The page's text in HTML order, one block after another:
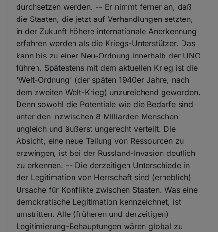
durchsetzen werden. -- Er nimmt ferner an, daß
die Staaten, die jetzt auf Verhandlungen setzten,
in der Zukunft höhere internationale Anerkennung
erfahren werden als die Kriegs-Unterstützer. Das
kann bis zu einer Neu-Ordnung innerhalb der UNO
führen. Spätestens mit dem aktuellen Krieg ist die
'Welt-Ordnung' (der späten 1940er Jahre, nach
dem zweiten Welt-Krieg) unzureichend geworden.
Denn sowohl die Potentiale wie die Bedarfe sind
unter den inzwischen 8 Milliarden Menschen
ungleich und äußerst ungerecht verteilt. Die
Absicht, eine neue Teilung von Ressourcen zu
erzwingen, ist bei der Russland-Invasion deutlich
zu erkennen. -- Die derzeitigen Unterschiede in
der Legitimation von Herrschaft sind (erheblich)
Ursache für Konflikte zwischen Staaten. Was eine
demokratische Legitimation kennzeichnet, ist
umstritten. Alle (früheren und derzeitigen)
Legitimierung-Behauptungen wären global zu